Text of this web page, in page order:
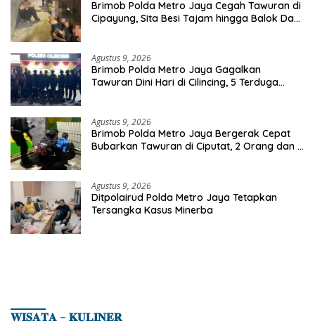
Brimob Polda Metro Jaya Cegah Tawuran di
Cipayung, Sita Besi Tajam hingga Balok Dan
Agustus 9, 2026
Brimob Polda Metro Jaya Gagalkan
Tawuran Dini Hari di Cilincing, 5 Terduga
Agustus 9, 2026
Brimob Polda Metro Jaya Bergerak Cepat
Bubarkan Tawuran di Ciputat, 2 Orang dan 3
Agustus 9, 2026
Ditpolairud Polda Metro Jaya Tetapkan
Tersangka Kasus Minerba
𝐖𝐈𝐒𝐀𝐓𝐀 – 𝐊𝐔𝐋𝐈𝐍𝐄𝐑